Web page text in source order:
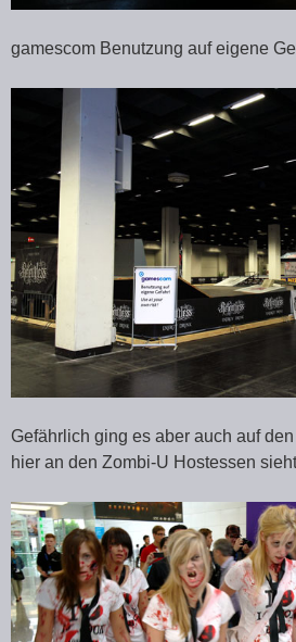
gamescom Benutzung auf eigene
Gefährlich ging es aber auch auf
hier an den Zombi-U Hostessen